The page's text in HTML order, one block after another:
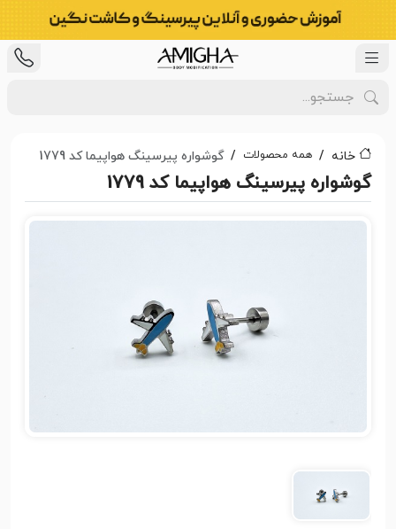
خانه همه محصولات گوشواره پیرسینگ هواپیما کد 1779
گوشواره پیرسینگ هواپیما کد 1779